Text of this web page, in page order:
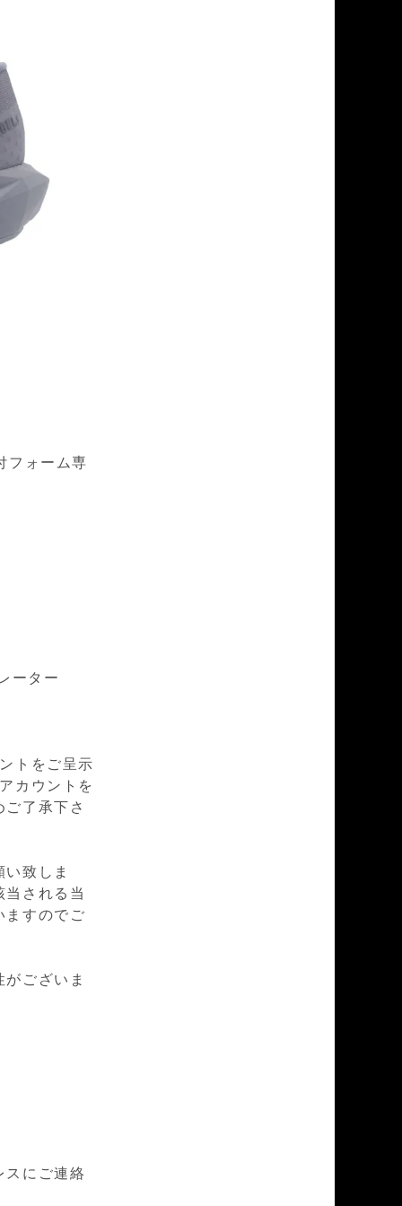
フォーム専
ーター
トをご呈示
カウントを
了承下さ
致しま
される当
ますのでご
ございま
にご連絡